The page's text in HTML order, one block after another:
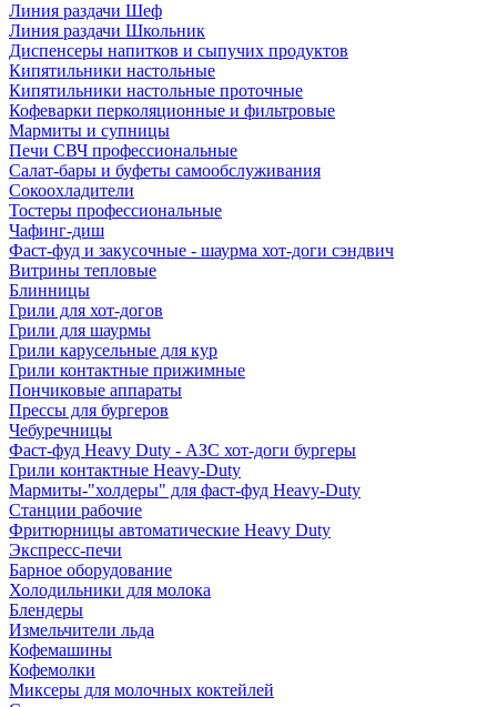
Линия раздачи Шеф
Линия раздачи Школьник
Диспенсеры напитков и сыпучих продуктов
Кипятильники настольные
Кипятильники настольные проточные
Кофеварки перколяционные и фильтровые
Мармиты и супницы
Печи СВЧ профессиональные
Салат-бары и буфеты самообслуживания
Сокоохладители
Тостеры профессиональные
Чафинг-диш
Фаст-фуд и закусочные - шаурма хот-доги сэндвич
Витрины тепловые
Блинницы
Грили для хот-догов
Грили для шаурмы
Грили карусельные для кур
Грили контактные прижимные
Пончиковые аппараты
Прессы для бургеров
Чебуречницы
Фаст-фуд Heavy Duty - АЗС хот-доги бургеры
Грили контактные Heavy-Duty
Мармиты-"холдеры" для фаст-фуд Heavy-Duty
Станции рабочие
Фритюрницы автоматические Heavy Duty
Экспресс-печи
Барное оборудование
Холодильники для молока
Блендеры
Измельчители льда
Кофемашины
Кофемолки
Миксеры для молочных коктейлей